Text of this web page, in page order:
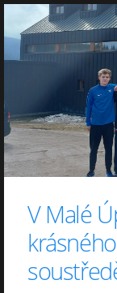
V Malé